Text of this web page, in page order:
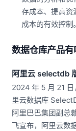
存成本、提高资
成本的有效控制。
数据仓库产品有
阿里云 selectdb
2024 年 5 月 21
里云数据库
阿里巴巴集团副总
飞宣布，阿里云数